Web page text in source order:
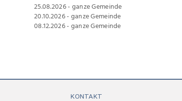
25.08.2026 - ganze Gemeinde
20.10.2026 - ganze Gemeinde
08.12.2026 - ganze Gemeinde
KONTAKT